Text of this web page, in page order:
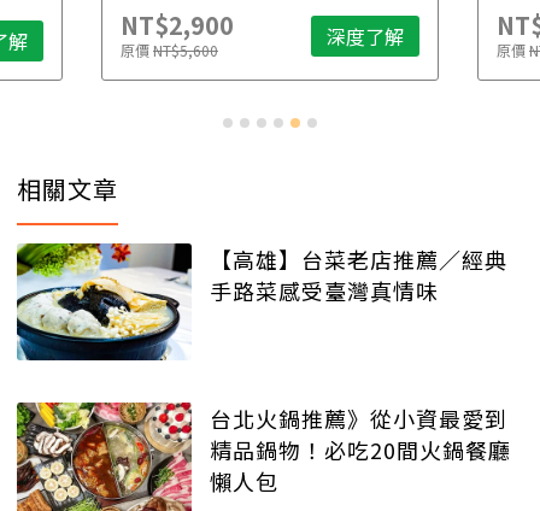
解 NT$2,900
原價NT$5,600 深度了解 原價
相關文章
【高雄】台菜老店推薦／經典
手路菜感受臺灣真情味
台北火鍋推薦》從小資最愛到
精品鍋物！必吃20間火鍋餐廳
懶人包